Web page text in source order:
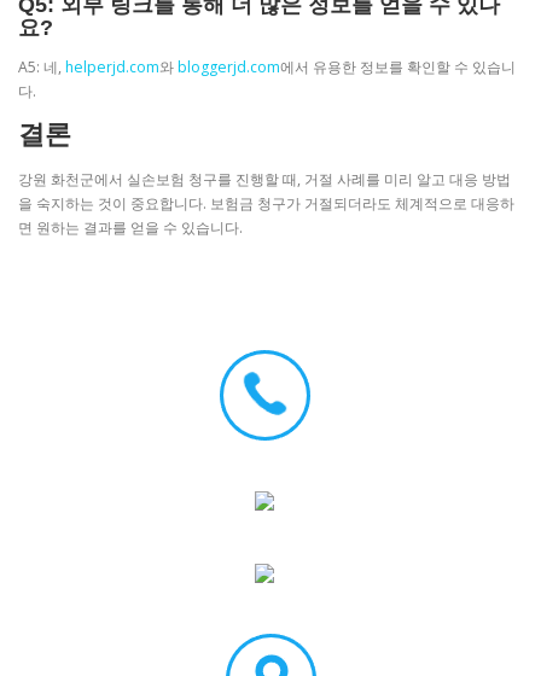
Q5: 외부 링크를 통해 더 많은 정보를 얻을 수 있나
요?
A5: 네, helperjd.com와bloggerjd.com에서 유용한 정보를 확인할 수 있습니
다.
결론
강원 화천군에서 실손보험 청구를 진행할 때, 거절 사례를 미리 알고 대응 방법
을 숙지하는 것이 중요합니다. 보험금 청구가 거절되더라도 체계적으로 대응하
면 원하는 결과를 얻을 수 있습니다.